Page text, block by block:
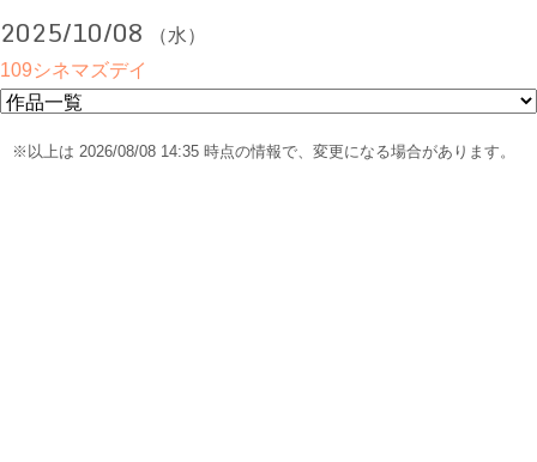
2025/10/08
（水）
109シネマズデイ
※以上は 2026/08/08 14:35 時点の情報で、変更になる場合があります。